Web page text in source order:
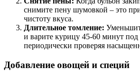
снимите пену шумовкой – это
чистоту вкуса.
Длительное томление:
и варите курицу 45-60 минут
периодически проверяя
Добавление овощей и специй